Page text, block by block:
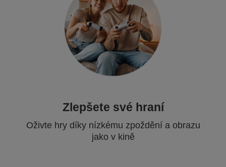
Zlepšete své hraní
Oživte hry díky nízkému zpoždění a obrazu
jako v kině